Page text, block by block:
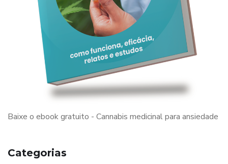
Baixe o ebook gratuito - Cannabis medicinal para ansiedade
Categorias